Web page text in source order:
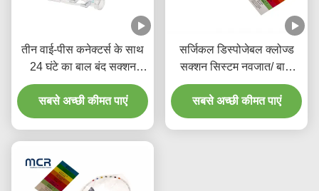
तीन वाई-पीस कनेक्टर्स के साथ
24 घंटे का बाल बंद सक्शन
कैथेटर
सबसे अच्छी कीमत पाएं
सर्जिकल डिस्पोजेबल क्लोज्ड
सक्शन सिस्टम नवजात/ बाल
रोग-कोहनी
सबसे अच्छी कीमत पाएं